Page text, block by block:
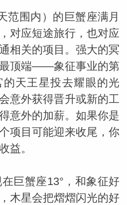
范围内）的巨蟹座满月
对应短途旅行，也对应
相关的项目。强大的冥
顶端——象征事业的第
天王星投去耀眼的光
意外获得晋升或新的工
意外的加薪。如果你是
项目可能迎来收尾，你
益。
巨蟹座13°，和象征好
木星会把熠熠闪光的好